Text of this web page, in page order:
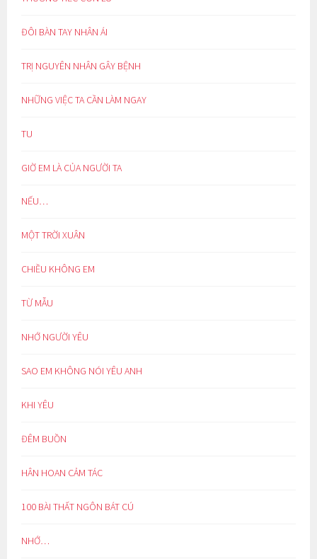
ĐÔI BÀN TAY NHÂN ÁI
TRỊ NGUYÊN NHÂN GÂY BỆNH
NHỮNG VIỆC TA CẦN LÀM NGAY
TU
GIỜ EM LÀ CỦA NGƯỜI TA
NẾU…
MỘT TRỜI XUÂN
CHIỀU KHÔNG EM
TỪ MẪU
NHỚ NGƯỜI YÊU
SAO EM KHÔNG NÓI YÊU ANH
KHI YÊU
ĐÊM BUỒN
HÂN HOAN CẢM TÁC
100 BÀI THẤT NGÔN BÁT CÚ
NHỚ…